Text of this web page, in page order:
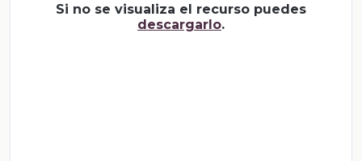
Si no se visualiza el recurso puedes
descargarlo.